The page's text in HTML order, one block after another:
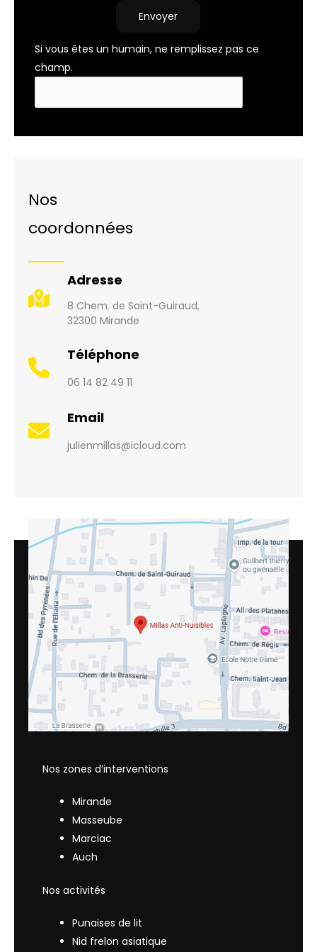
Envoyer
Si vous êtes un humain, ne remplissez pas ce
champ.
Nos
coordonnées
Adresse
8 Chem. de Saint-Guiraud,
32300 Mirande
Téléphone
06 14 82 49 11
Email
julienmillas@icloud.com
Nos zones d’interventions
Mirande
Masseube
Marciac
Auch
Nos activités
Punaises de lit
Nid frelon asiatique